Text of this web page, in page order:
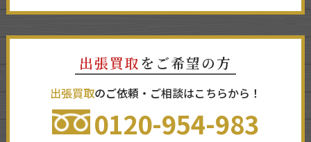
出張買取 をご希望の方
出張買取のご依頼・ご相談はこちらから！
0120-954-983